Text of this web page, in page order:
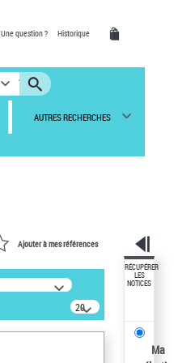
Une question ? Historique
AUTRES RECHERCHES
Ajouter à mes références
20
résultats/page
RÉCUPÉRER
LES
NOTICES
Ma